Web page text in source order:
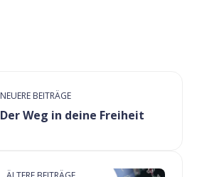
NEUERE BEITRÄGE
Der Weg in deine Freiheit